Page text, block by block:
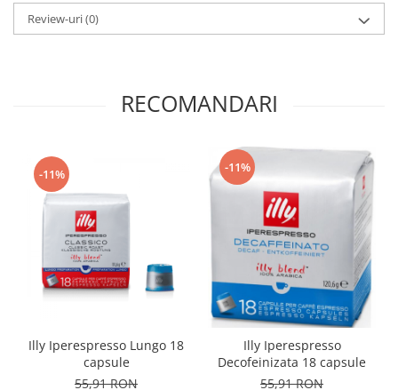
Review-uri(0)
RECOMANDARI
-11%
Illy Iperespresso Lungo 18
capsule
55,91 RON
-11%
Illy Iperespresso
Decofeinizata 18 capsule
55,91 RON